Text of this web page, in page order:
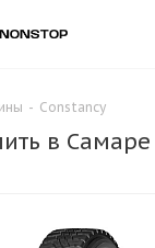
- Constancy
в Самаре